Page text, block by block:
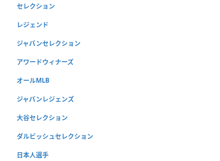
セレクション
レジェンド
ジャパンセレクション
アワードウィナーズ
オールMLB
ジャパンレジェンズ
大谷セレクション
ダルビッシュセレクション
日本人選手